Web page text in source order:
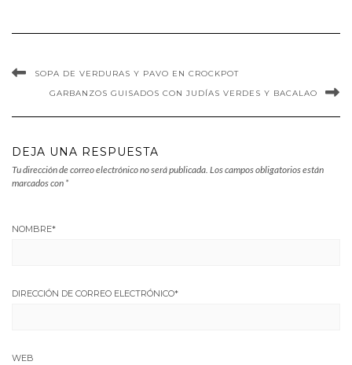
SOPA DE VERDURAS Y PAVO EN CROCKPOT
GARBANZOS GUISADOS CON JUDÍAS VERDES Y BACALAO
DEJA UNA RESPUESTA
Tu dirección de correo electrónico no será publicada. Los campos obligatorios están
marcados con *
NOMBRE*
DIRECCIÓN DE CORREO ELECTRÓNICO*
WEB